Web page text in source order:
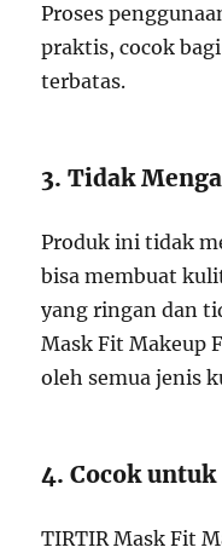
Proses
praktis, cocok
terbatas.
3. Tidak
Produk ini tidak
bisa membuat
yang ringan dan
Mask Fit Makeup
oleh semua jenis
4. Cocok
TIRTIR Mask Fit